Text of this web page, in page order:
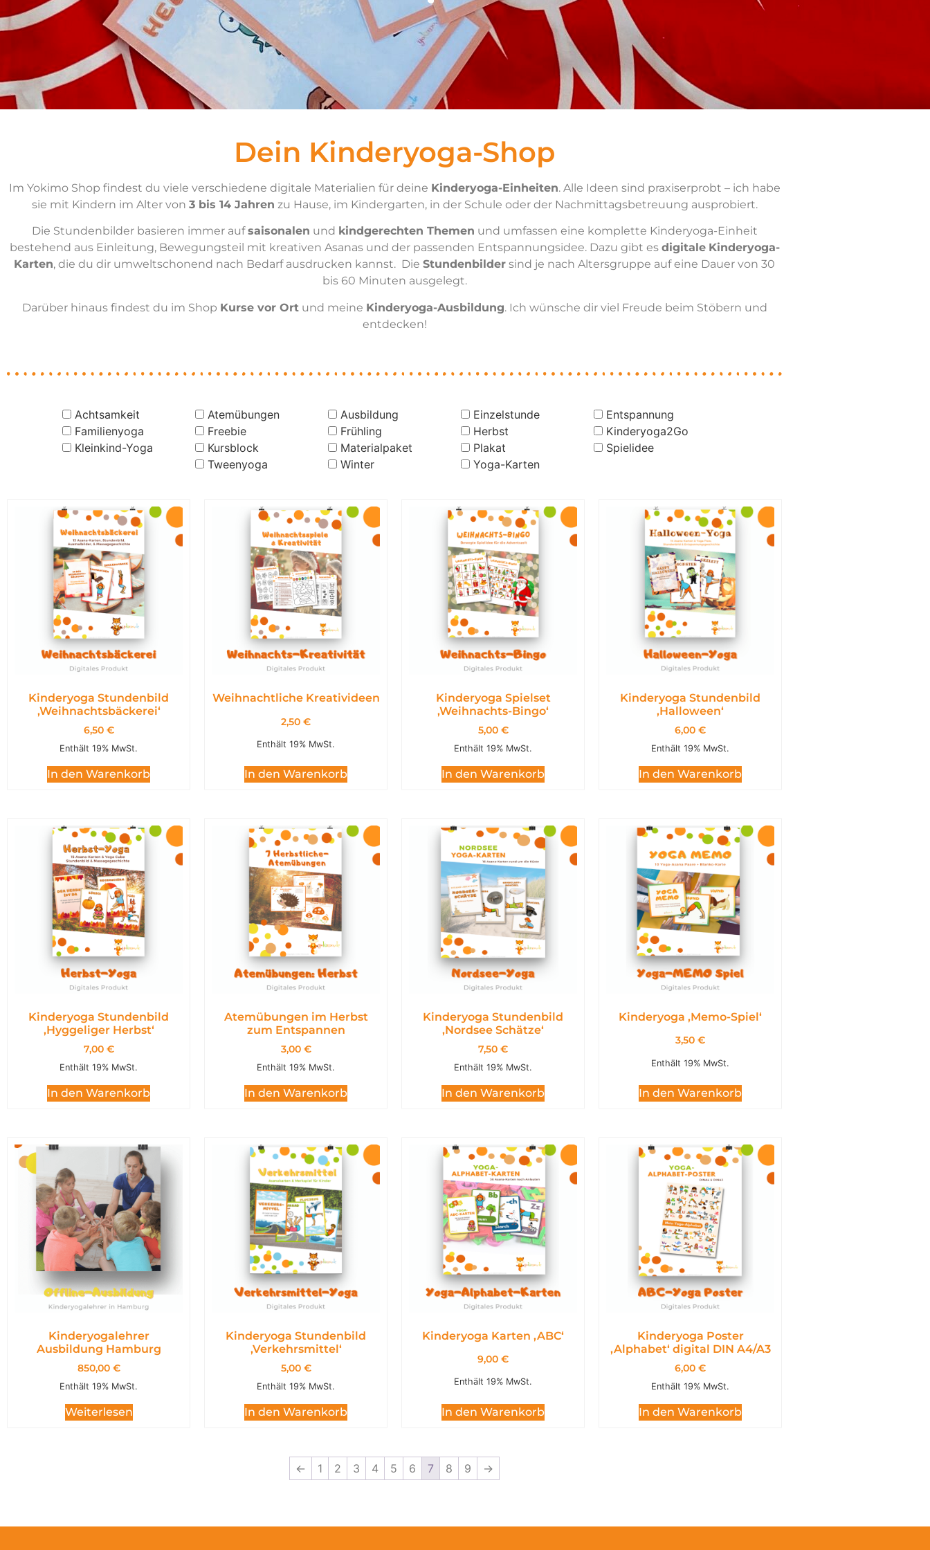
Dein Kinderyoga-Shop
Im Yokimo Shop findest du viele verschiedene digitale Materialien für deine Kinderyoga-Einheiten. Alle Ideen sind praxiserprobt – ich habe
sie mit Kindern im Alter von 3 bis 14 Jahren zu Hause, im Kindergarten, in der Schule oder der Nachmittagsbetreuung ausprobiert.
Die Stundenbilder basieren immer aufsaisonalen und kindgerechten Themen und umfassen eine komplette Kinderyoga-Einheit
bestehend aus Einleitung, Bewegungsteil mit kreativen Asanas und der passenden Entspannungsidee. Dazu gibt es digitale Kinderyoga-
Karten, die du dir umweltschonend nach Bedarf ausdrucken kannst. Die Stundenbilder sind je nach Altersgruppe auf eine Dauer von 30
bis 60 Minuten ausgelegt.
Darüber hinaus findest du im Shop Kurse vor Ortund meine Kinderyoga-Ausbildung. Ich wünsche dir viel Freude beim Stöbern und
entdecken!
Achtsamkeit Atemübungen Ausbildung Einzelstunde
Entspannung
Familienyoga
Freebie Frühling Herbst
Kinderyoga2Go
Kleinkind-Yoga
Kursblock Materialpaket Plakat
Spielidee
Tweenyoga
Winter Yoga-Karten
Kinderyoga Stundenbild
,Weihnachtsbäckerei‘
6,50 €
Enthält 19% MwSt.
In den Warenkorb
Weihnachtliche Kreativideen
2,50 €
Enthält 19% MwSt.
In den Warenkorb
Kinderyoga Spielset
,Weihnachts-Bingo‘
5,00 €
Enthält 19% MwSt.
In den Warenkorb
Kinderyoga Stundenbild
,Halloween‘
6,00 €
Enthält 19% MwSt.
In den Warenkorb
Kinderyoga Stundenbild
,Hyggeliger Herbst‘
7,00 €
Enthält 19% MwSt.
In den Warenkorb
Atemübungen im Herbst
zum Entspannen
3,00 €
Enthält 19% MwSt.
In den Warenkorb
Kinderyoga Stundenbild
,Nordsee Schätze‘
7,50 €
Enthält 19% MwSt.
In den Warenkorb
Kinderyoga ,Memo-Spiel‘
3,50 €
Enthält 19% MwSt.
In den Warenkorb
Kinderyogalehrer
Ausbildung Hamburg
850,00 €
Enthält 19% MwSt.
Weiterlesen
Kinderyoga Stundenbild
,Verkehrsmittel‘
5,00 €
Enthält 19% MwSt.
In den Warenkorb
Kinderyoga Karten ,ABC‘
9,00 €
Enthält 19% MwSt.
In den Warenkorb
Kinderyoga Poster
,Alphabet‘ digital DIN A4/A3
6,00 €
Enthält 19% MwSt.
In den Warenkorb
← 1 2 3 4 5 6 7 8 9 →